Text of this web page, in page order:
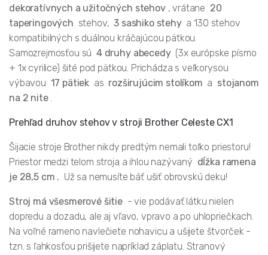
dekoratívnych a užitočných stehov, vrátane 20
taperingových stehov,3 sashiko stehya 130 stehov
kompatibilných s duálnou kráčajúcou pätkou.
Samozrejmosťou sú 4 druhy abecedy(3x európske písmo
+ 1x cyrilice) šité pod pätkou. Prichádza s veľkorysou
výbavou 17 pätiek as rozširujúcim stolíkom a stojanom
na 2 nite.
Prehľad druhov stehov v stroji Brother Celeste CX1
Šijacie stroje Brother nikdy predtým nemali toľko priestoru!
Priestor medzi telom stroja a ihlou nazývaný dĺžka ramena
je 28,5 cm . Už sa nemusíte báť ušiť obrovskú deku!
Stroj má všesmerové šitie - vie podávať látku nielen
dopredu a dozadu, ale aj vľavo, vpravo a po uhlopriečkach.
Na voľné rameno navlečiete nohavicu a ušijete štvorček -
tzn. s ľahkosťou prišijete napríklad záplatu. Stranový